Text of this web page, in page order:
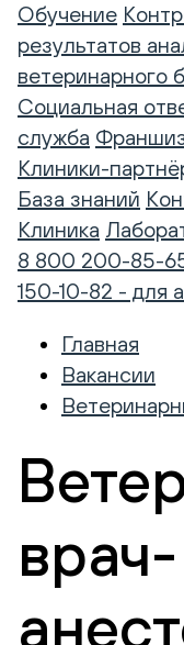
Обучение
результатов
ветеринарного
Социальная
служба
Клиники-
База знаний
Клиника
8 800 200-85-
150-10-82 - для
Главная
Вакансии
врач-